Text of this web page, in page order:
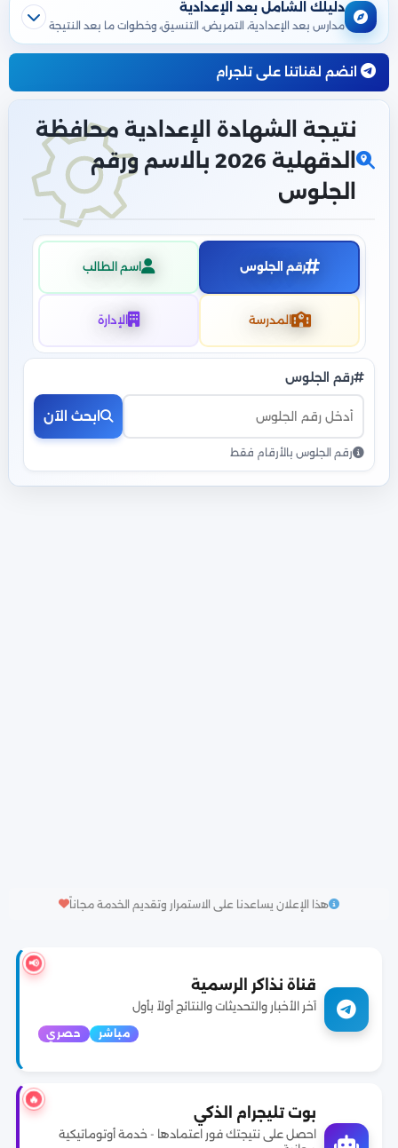
دليلك الشامل بعد الإعدادية
مدارس بعد الإعدادية، التمريض، التنسيق، وخطوات ما بعد النتيجة
انضم لقناتنا على تلجرام
نتيجة الشهادة الإعدادية محافظة
الدقهلية 2026 بالاسم ورقم
الجلوس
رقم الجلوس اسم الطالب
المدرسة الإدارة
رقم الجلوس
ابحث الآن
رقم الجلوس بالأرقام فقط
هذا الإعلان يساعدنا على الاستمرار وتقديم الخدمة مجاناً
📢
قناة نذاكر الرسمية
آخر الأخبار والتحديثات والنتائج أولاً بأول
مباشر حصري
🔥
بوت تليجرام الذكي
احصل على نتيجتك فور اعتمادها - خدمة أوتوماتيكية